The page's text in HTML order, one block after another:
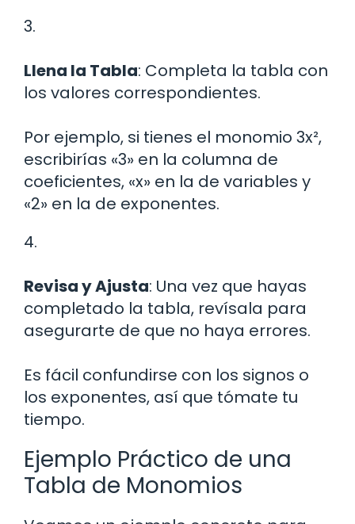
3.
Llena la Tabla: Completa la tabla con
los valores correspondientes.
Por ejemplo, si tienes el monomio 3x²,
escribirías «3» en la columna de
coeficientes, «x» en la de variables y
«2» en la de exponentes.
4.
Revisa y Ajusta: Una vez que hayas
completado la tabla, revísala para
asegurarte de que no haya errores.
Es fácil confundirse con los signos o
los exponentes, así que tómate tu
tiempo.
Ejemplo Práctico de una
Tabla de Monomios